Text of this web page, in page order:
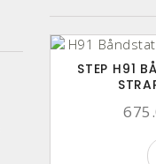
STEP H91